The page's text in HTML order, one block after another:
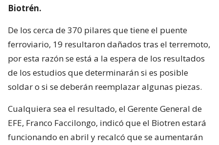
Biotrén.
De los cerca de 370 pilares que tiene el puente
ferroviario, 19 resultaron dañados tras el terremoto,
por esta razón se está a la espera de los resultados
de los estudios que determinarán si es posible
soldar o si se deberán reemplazar algunas piezas.
Cualquiera sea el resultado, el Gerente General de
EFE, Franco Faccilongo, indicó que el Biotren estará
funcionando en abril y recalcó que se aumentarán